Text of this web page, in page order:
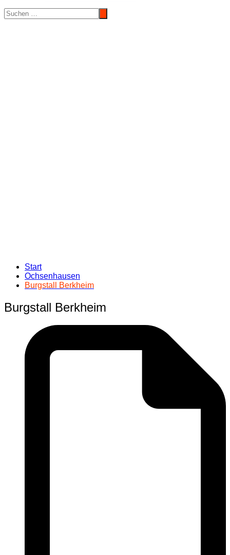
Start
Ochsenhausen
Burgstall Berkheim
Burgstall Berkheim